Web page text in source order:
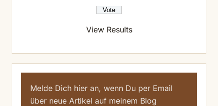
View Results
Melde Dich hier an, wenn Du per Email
über neue Artikel auf meinem Blog